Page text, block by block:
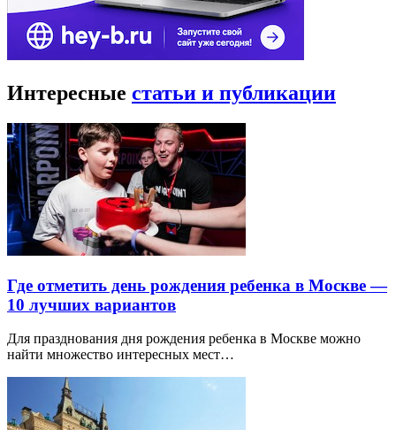
Интересные статьи и публикации
Где отметить день рождения ребенка в Москве —
10 лучших вариантов
Для празднования дня рождения ребенка в Москве можно
найти множество интересных мест…